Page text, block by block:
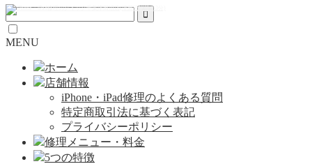
MENU
ホーム
店舗情報
iPhone・iPad修理のよくある質問
特定商取引法に基づく表記
プライバシーポリシー
修理メニュー・料金
5つの特徴